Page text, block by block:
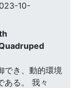
10-
でき、動的環境
ある。 我々